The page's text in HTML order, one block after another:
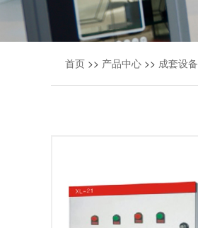
首页 >> 产品中心 >> 成套设备